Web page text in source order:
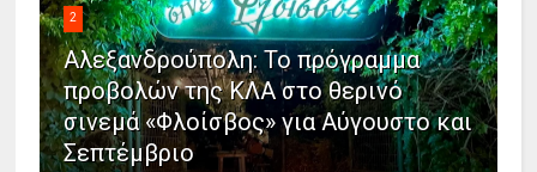
2
Αλεξανδρούπολη: Το πρόγραμμα
προβολών της ΚΛΑ στο θερινό
σινεμά «Φλοίσβος» για Αύγουστο και
Σεπτέμβριο